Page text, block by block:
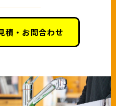
積・お問合わせ